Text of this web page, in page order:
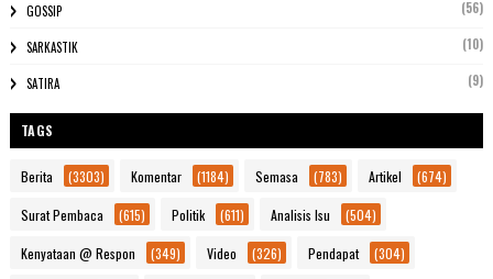
GOSSIP (56)
SARKASTIK (10)
SATIRA (9)
TAGS
Berita (3303) Komentar (1184) Semasa (783) Artikel (674)
Surat Pembaca (615) Politik (611) Analisis Isu (504)
Kenyataan @ Respon (349) Video (326) Pendapat (304)